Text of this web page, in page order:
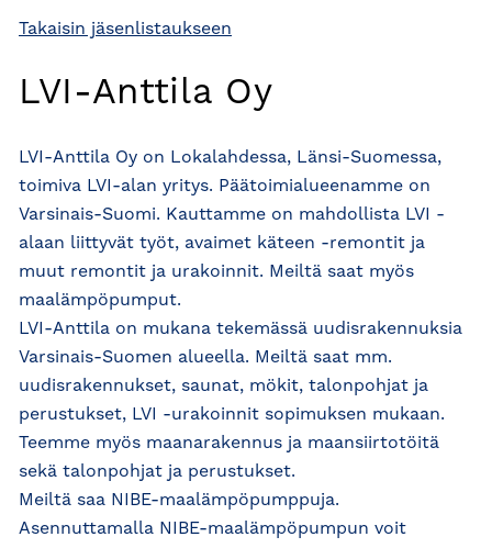
Takaisin jäsenlistaukseen
LVI-Anttila Oy
LVI-Anttila Oy on Lokalahdessa, Länsi-Suomessa,
toimiva LVI-alan yritys. Päätoimialueenamme on
Varsinais-Suomi. Kauttamme on mahdollista LVI -
alaan liittyvät työt, avaimet käteen -remontit ja
muut remontit ja urakoinnit. Meiltä saat myös
maalämpöpumput.
LVI-Anttila on mukana tekemässä uudisrakennuksia
Varsinais-Suomen alueella. Meiltä saat mm.
uudisrakennukset, saunat, mökit, talonpohjat ja
perustukset, LVI -urakoinnit sopimuksen mukaan.
Teemme myös maanarakennus ja maansiirtotöitä
sekä talonpohjat ja perustukset.
Meiltä saa NIBE-maalämpöpumppuja.
Asennuttamalla NIBE-maalämpöpumpun voit